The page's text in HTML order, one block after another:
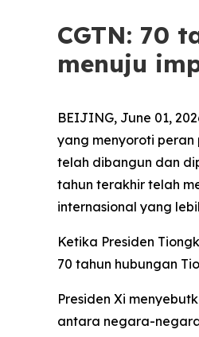
CGTN: 70
menuju
BEIJING, June 01,
yang menyoroti
telah dibangun dan
tahun terakhir telah
internasional yang
Ketika Presiden
70 tahun hubungan
Presiden Xi
antara negara-